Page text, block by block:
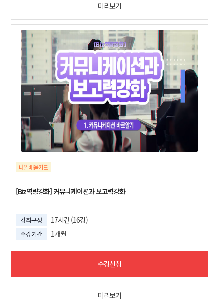
미리보기
내일배움카드
[Biz역량강화] 커뮤니케이션과 보고력강화
강좌구성 17시간 (16강)
수강기간 1개월
수강신청
미리보기